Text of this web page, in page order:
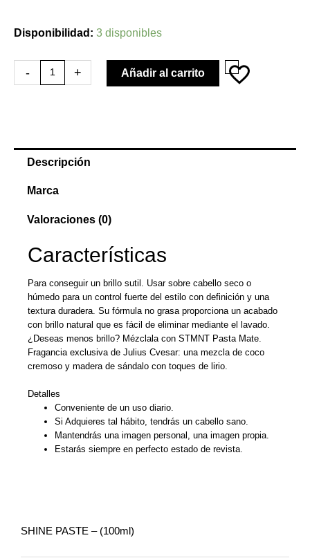
Disponibilidad: 3 disponibles
-
SHINE
-
(100ml)
+ Añadir al carrito
Descripción
Marca
Valoraciones (0)
Características
Para conseguir un brillo sutil. Usar sobre cabello seco o
húmedo para un control fuerte del estilo con definición y una
textura duradera. Su fórmula no grasa proporciona un acabado
con brillo natural que es fácil de eliminar mediante el lavado.
¿Deseas menos brillo? Mézclala con STMNT Pasta Mate.
Fragancia exclusiva de Julius Cvesar: una mezcla de coco
cremoso y madera de sándalo con toques de lirio.
Detalles
Conveniente de un uso diario.
Si Adquieres tal hábito, tendrás un cabello sano.
Mantendrás una imagen personal, una imagen propia.
Estarás siempre en perfecto estado de revista.
SHINE PASTE – (100ml)